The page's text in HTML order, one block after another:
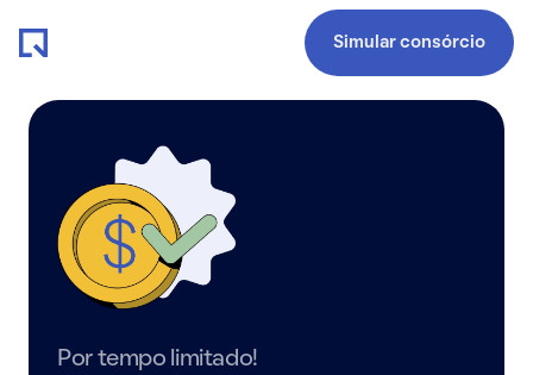
Simular consórcio
Por tempo limitado!